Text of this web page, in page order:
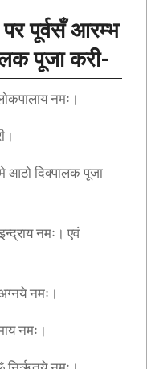
पूर्वसँ आरम्भ
पूजा करी-
नमः।
आठो दिक्पालक पूजा
नमः। एवं
नमः।
नमः।